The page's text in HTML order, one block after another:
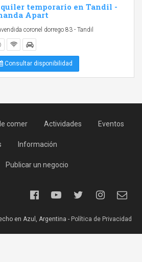
temporario en Tandil -
Apart
coronel dorrego 83 - Tandil
Consultar disponibilidad
comer Actividades Eventos
Información
Publicar un negocio
en Azul, Argentina - Política de Privacidad